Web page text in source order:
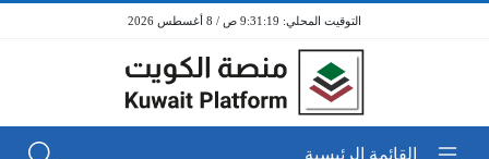
9:31:19 ص / 8 أغسطس 2026